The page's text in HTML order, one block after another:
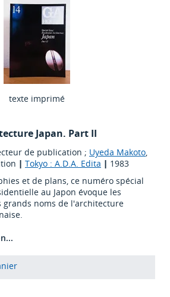
texte imprimé
Japan. Part II
de publication ; Uyeda Makoto,
| Tokyo : A.D.A. Edita | 1983
et de plans, ce numéro spécial
au Japon évoque les
grands noms de l'architecture